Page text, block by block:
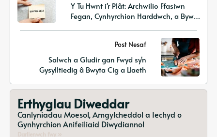
Y Tu Hwnt i'r Plât: Archwilio Ffasiwn
Fegan, Cynhyrchion Harddwch, a Byw'n
Post Nesaf
Salwch a Gludir gan Fwyd sy'n
Gysylltiedig â Bwyta Cig a Llaeth
Erthyglau Diweddar
Canlyniadau Moesol, Amgylcheddol a Iechyd o
Gynhyrchion Anifeiliaid Diwydiannol